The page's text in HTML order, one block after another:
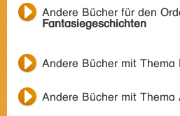
Andere Bücher für den
Fantasiegeschichten
Andere Bücher mit Thema
Andere Bücher mit Thema